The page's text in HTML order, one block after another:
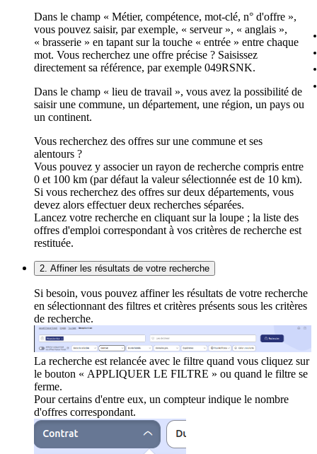
Dans le champ « Métier, compétence, mot-clé, n° d'offre »,
vous pouvez saisir, par exemple, « serveur », « anglais »,
« brasserie » en tapant sur la touche « entrée » entre chaque
mot. Vous recherchez une offre précise ? Saisissez
directement sa référence, par exemple 049RSNK.
Dans le champ « lieu de travail », vous avez la possibilité de
saisir une commune, un département, une région, un pays ou
un continent.
Vous recherchez des offres sur une commune et ses
alentours ?
Vous pouvez y associer un rayon de recherche compris entre
0 et 100 km (par défaut la valeur sélectionnée est de 10 km).
Si vous recherchez des offres sur deux départements, vous
devez alors effectuer deux recherches séparées.
Lancez votre recherche en cliquant sur la loupe ; la liste des
offres d'emploi correspondant à vos critères de recherche est
restituée.
2. Affiner les résultats de votre recherche
Si besoin, vous pouvez affiner les résultats de votre recherche
en sélectionnant des filtres et critères présents sous les critères
de recherche.
La recherche est relancée avec le filtre quand vous cliquez sur
le bouton « APPLIQUER LE FILTRE » ou quand le filtre se
ferme.
Pour certains d'entre eux, un compteur indique le nombre
d'offres correspondant.